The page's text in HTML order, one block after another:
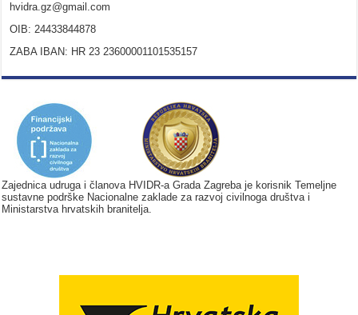
hvidra.gz@gmail.com
OIB: 24433844878
ZABA IBAN: HR 23 23600001101535157
Zajednica udruga i članova HVIDR-a Grada Zagreba je korisnik Temeljne
sustavne podrške Nacionalne zaklade za razvoj civilnoga društva i
Ministarstva hrvatskih branitelja.